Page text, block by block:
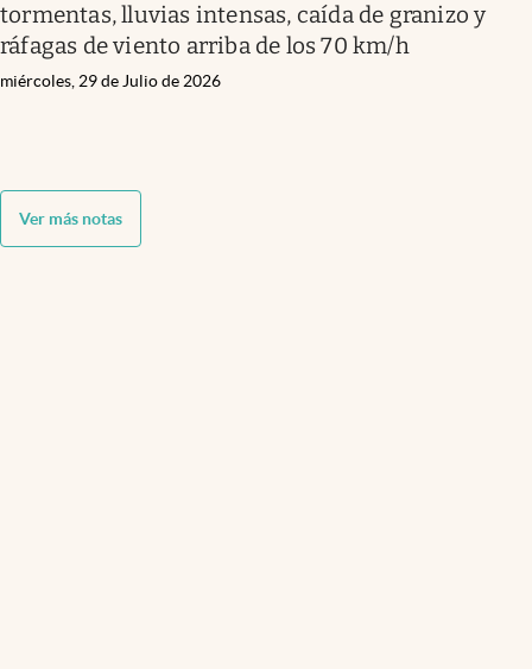
tormentas, lluvias intensas, caída de granizo y
ráfagas de viento arriba de los 70 km/h
miércoles, 29 de Julio de 2026
Ver más notas